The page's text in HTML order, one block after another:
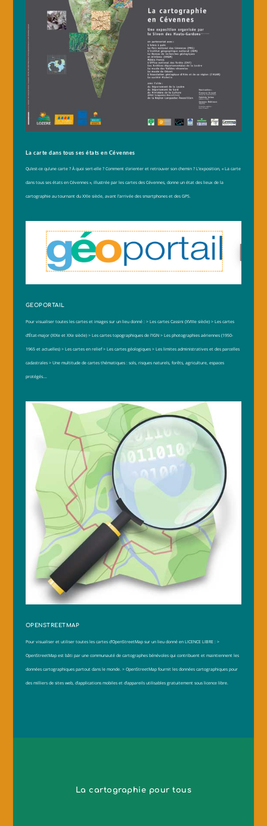
La carte dans tous ses états en Cévennes
Qu’est-ce qu’une carte ? À quoi sert-elle ? Comment s’orienter et retrouver son chemin ? L’exposition, « La carte
dans tous ses états en Cévennes », illustrée par les cartes des Cévennes, donne un état des lieux de la
cartographie au tournant du XXIe siècle, avant l’arrivée des smartphones et des GPS.
GEOPORTAIL
Pour visualiser toutes les cartes et images sur un lieu donné : > Les cartes Cassini (XVIIIe siècle) > Les cartes
d’État-major (XIXe et XXe siècle) > Les cartes topographiques de l’IGN > Les photographies aériennes (1950-
1965 et actuelles) > Les cartes en relief > Les cartes géologiques > Les limites administratives et des parcelles
cadastrales > Une multitude de cartes thématiques : sols, risques naturels, forêts, agriculture, espaces
protégés….
OPENSTREETMAP
Pour visualiser et utiliser toutes les cartes d’OpenStreetMap sur un lieu donné en LICENCE LIBRE : >
OpenStreetMap est bâti par une communauté de cartographes bénévoles qui contribuent et maintiennent les
données cartographiques partout dans le monde. > OpenStreetMap fournit les données cartographiques pour
des milliers de sites web, d’applications mobiles et d’appareils utilisables gratuitement sous licence libre.
La cartographie pour tous